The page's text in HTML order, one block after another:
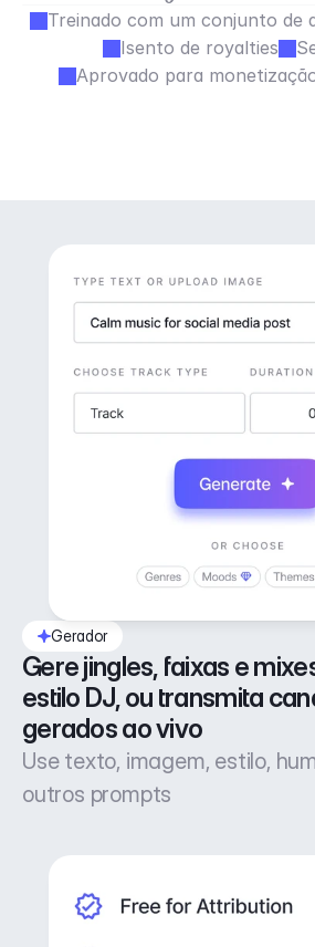
Treinado com um conjunto de
Isento de royalties
Aprovado para
Gerador
Gere jingles, faixas e
estilo DJ, ou transmita
gerados ao vivo
Use texto, imagem, estilo,
outros prompts